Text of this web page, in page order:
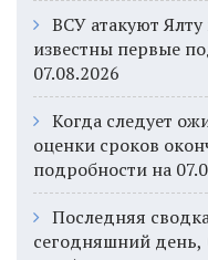
ВСУ атакуют
известны первые
07.08.2026
Когда следует
оценки сроков
подробности на
Последняя
сегодняшний день,